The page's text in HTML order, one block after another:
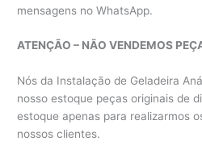
mensagens no WhatsApp.
ATENÇÃO – NÃO VENDEMOS
Nós da Instalação de Geladeira
nosso estoque peças originais de
estoque apenas para realizarmos
nossos clientes.